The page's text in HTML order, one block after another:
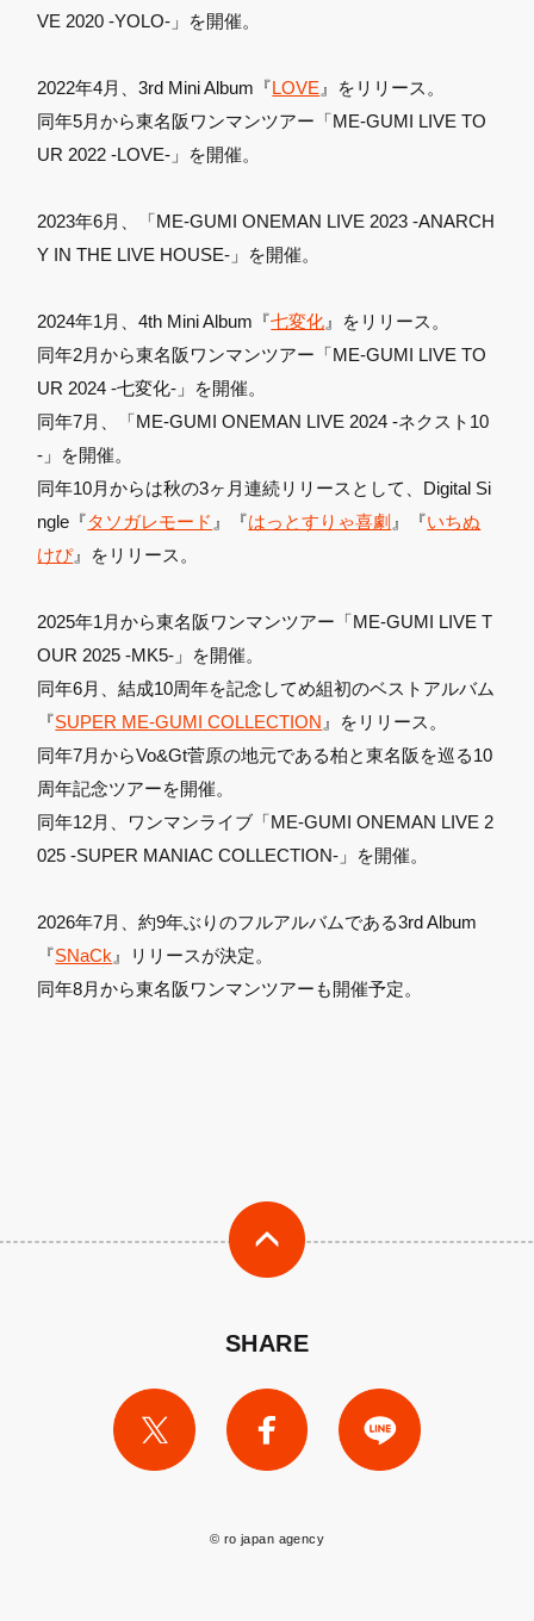
VE 2020 -YOLO-」を開催。
2022年4月、3rd Mini Album『LOVE 』をリリース。
同年5月から東名阪ワンマンツアー「ME-GUMI LIVE TO
UR 2022 -LOVE-」を開催。
2023年6月、「ME-GUMI ONEMAN LIVE 2023 -ANARCH
Y IN THE LIVE HOUSE-」を開催。
2024年1月、4th Mini Album『七変化 』をリリース。
同年2月から東名阪ワンマンツアー「ME-GUMI LIVE TO
UR 2024 -七変化-」を開催。
同年7月、「ME-GUMI ONEMAN LIVE 2024 -ネクスト10
-」を開催。
同年10月からは秋の3ヶ月連続リリースとして、Digital Si
ngle『タソガレモード 』『はっとすりゃ喜劇 』『いちぬ
けぴ』をリリース。
2025年1月から東名阪ワンマンツアー「ME-GUMI LIVE T
OUR 2025 -MK5-」を開催。
同年6月、結成10周年を記念してめ組初のベストアルバム
『SUPER ME-GUMI COLLECTION 』をリリース。
同年7月からVo&Gt菅原の地元である柏と東名阪を巡る10
周年記念ツアーを開催。
同年12月、ワンマンライブ「ME-GUMI ONEMAN LIVE 2
025 -SUPER MANIAC COLLECTION-」を開催。
2026年7月、約9年ぶりのフルアルバムである3rd Album
『SNaCk 』リリースが決定。
同年8月から東名阪ワンマンツアーも開催予定。
SHARE
© ro japan agency